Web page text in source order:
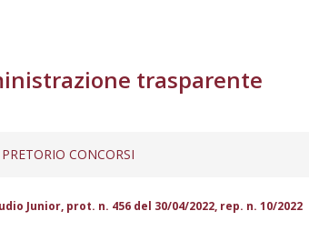
trasparente
CONCORSI
Junior, prot. n. 456 del 30/04/2022, rep. n. 10/2022